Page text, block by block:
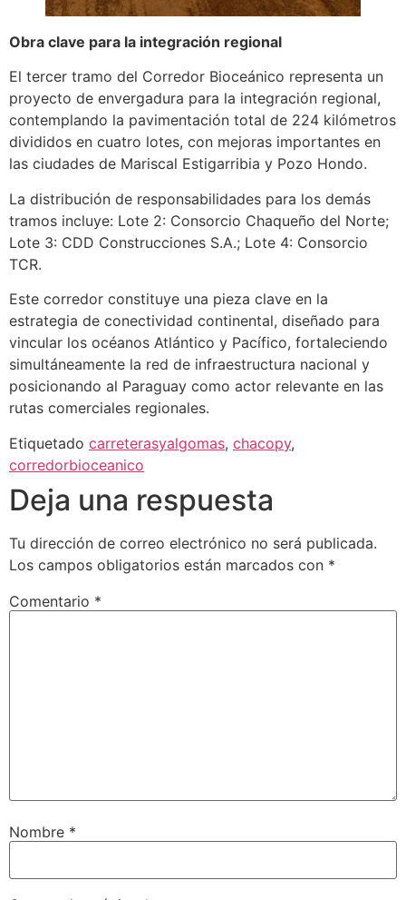
Obra clave para la integración regional
El tercer tramo del Corredor Bioceánico representa un
proyecto de envergadura para la integración regional,
contemplando la pavimentación total de 224 kilómetros
divididos en cuatro lotes, con mejoras importantes en
las ciudades de Mariscal Estigarribia y Pozo Hondo.
La distribución de responsabilidades para los demás
tramos incluye: Lote 2: Consorcio Chaqueño del Norte;
Lote 3: CDD Construcciones S.A.; Lote 4: Consorcio
TCR.
Este corredor constituye una pieza clave en la
estrategia de conectividad continental, diseñado para
vincular los océanos Atlántico y Pacífico, fortaleciendo
simultáneamente la red de infraestructura nacional y
posicionando al Paraguay como actor relevante en las
rutas comerciales regionales.
Etiquetado carreterasyalgomas, chacopy,
corredorbioceanico
Deja una respuesta
Tu dirección de correo electrónico no será publicada.
Los campos obligatorios están marcados con *
Comentario *
Nombre *